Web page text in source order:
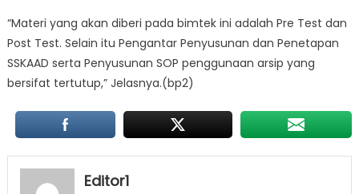
“Materi yang akan diberi pada bimtek ini adalah Pre Test dan
Post Test. Selain itu Pengantar Penyusunan dan Penetapan
SSKAAD serta Penyusunan SOP penggunaan arsip yang
bersifat tertutup,” Jelasnya.(bp2)
Editor1